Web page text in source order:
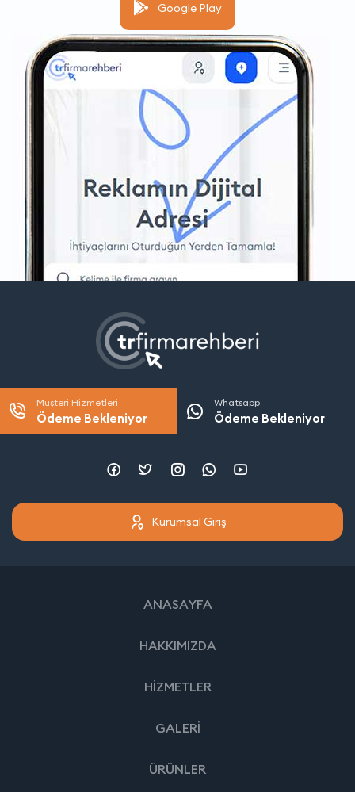
Google Play
Müşteri Hizmetleri
Ödeme Bekleniyor
Whatsapp
Ödeme Bekleniyor
Kurumsal Giriş
ANASAYFA
HAKKIMIZDA
HİZMETLER
GALERİ
ÜRÜNLER